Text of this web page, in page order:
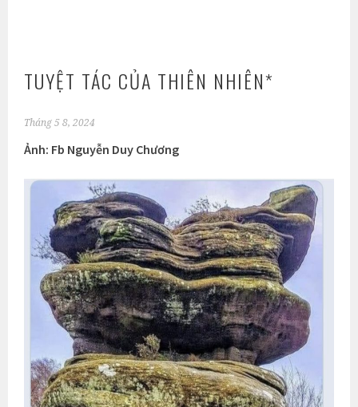
TUYỆT TÁC CỦA THIÊN NHIÊN*
Tháng 5 8, 2024
Ảnh: Fb Nguyễn Duy Chương